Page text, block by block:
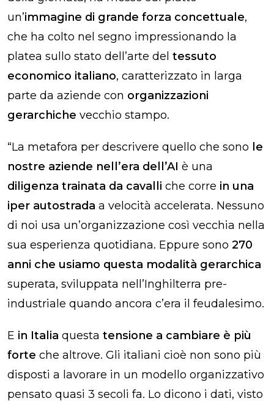
un’immagine di grande forza concettuale,
che ha colto nel segno impressionando la
platea sullo stato dell’arte del tessuto
economico italiano, caratterizzato in larga
parte da aziende con organizzazioni
gerarchiche vecchio stampo.
“La metafora per descrivere quello che sono le
nostre aziende nell’era dell’AI è una
diligenza trainata da cavalli che corre in una
iper autostrada a velocità accelerata. Nessuno
di noi usa un’organizzazione così vecchia nella
sua esperienza quotidiana. Eppure sono 270
anni che usiamo questa modalità gerarchica
superata, sviluppata nell’Inghilterra pre-
industriale quando ancora c’era il feudalesimo.
E in Italia questa tensione a cambiare è più
forte che altrove. Gli italiani cioè non sono più
disposti a lavorare in un modello organizzativo
pensato quasi 3 secoli fa. Lo dicono i dati, visto